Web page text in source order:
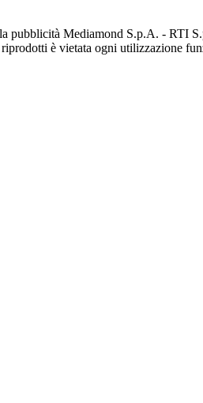
Mediamond S.p.A. - RTI
è vietata ogni utilizzazione